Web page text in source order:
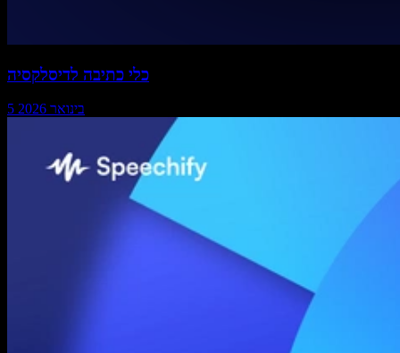
כלי כתיבה לדיסלקסיה
5 בינואר 2026